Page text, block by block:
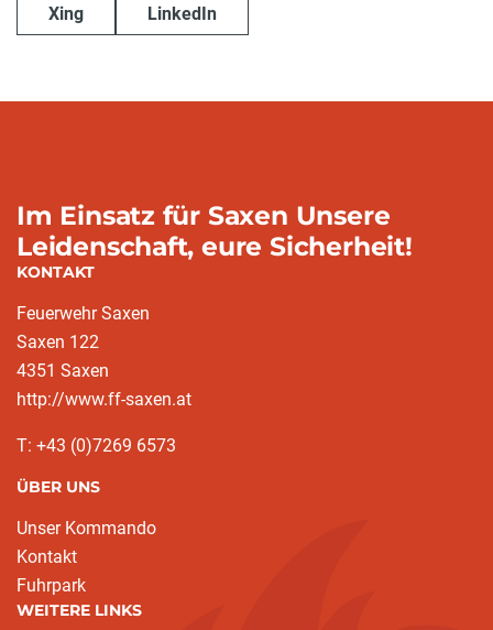
Xing LinkedIn
Im Einsatz für Saxen Unsere
Leidenschaft, eure Sicherheit!
KONTAKT
Feuerwehr Saxen
Saxen 122
4351 Saxen
http://www.ff-saxen.at
T: +43 (0)7269 6573
ÜBER UNS
Unser Kommando
Kontakt
Fuhrpark
WEITERE LINKS